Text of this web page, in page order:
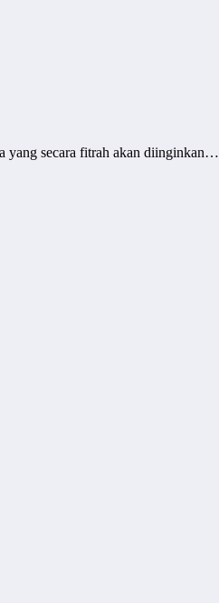
yang secara fitrah akan diinginkan…